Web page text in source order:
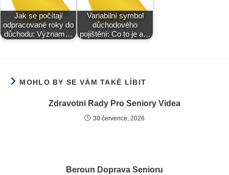
Jak se počítají
odpracované roky do
důchodu: Význam…
Variabilní symbol
důchodového
pojištění: Co to je a…
MOHLO BY SE VÁM TAKÉ LÍBIT
Zdravotni Rady Pro Seniory Videa
30 července, 2026
Beroun Doprava Senioru